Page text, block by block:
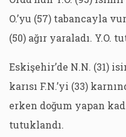
O.’yu (57) tabancayla
(50) ağır yaraladı. Y.O.
Eskişehir’de N.N. (31)
karısı F.N.’yi (33)
erken doğum yapan
tutuklandı.